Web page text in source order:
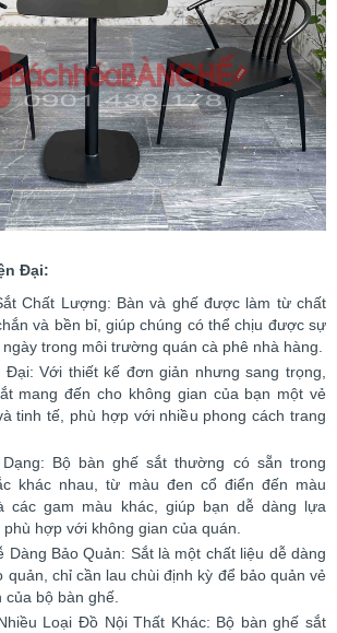
Đại:
Chất Lượng: Bàn và ghế được làm từ chất
và bền bỉ, giúp chúng có thể chịu được sự
trong môi trường quán cà phê nhà hàng.
Đại: Với thiết kế đơn giản nhưng sang trọng,
mang đến cho không gian của bạn một vẻ
tinh tế, phù hợp với nhiều phong cách trang
Bộ bàn ghế sắt thường có sẵn trong
khác nhau, từ màu đen cổ điển đến màu
các gam màu khác, giúp bạn dễ dàng lựa
hợp với không gian của quán.
Dàng Bảo Quản: Sắt là một chất liệu dễ dàng
quản, chỉ cần lau chùi định kỳ để bảo quản vẻ
bộ bàn ghế.
Loại Đồ Nội Thất Khác: Bộ bàn ghế sắt